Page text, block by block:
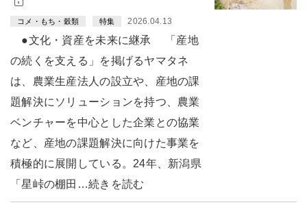
コメ・もち・穀類 特集 2026.04.13
●文化・資産を未来に継承 「産地
の続くを支える」を掲げるヤマタネ
は、農業生産法人の設立や、産地の課
題解決にソリューションを持つ、農業
ベンチャーを中心とした企業との協業
など、産地の課題解決に向けた事業を
積極的に展開している。24年、新潟県
「星峠の棚田…続きを読む